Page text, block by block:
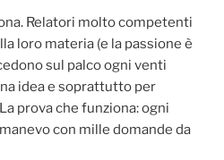
Relatori molto competenti
loro materia (e la passione è
sul palco ogni venti
idea e soprattutto per
prova che funziona: ogni
con mille domande da